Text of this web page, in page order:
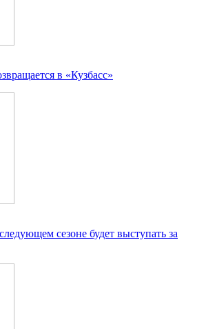
в «Кузбасс»
сезоне будет выступать за